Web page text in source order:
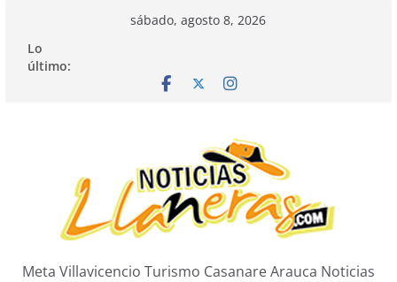
contenido
sábado, agosto 8, 2026
Lo
último:
Meta Villavicencio Turismo Casanare Arauca Noticias